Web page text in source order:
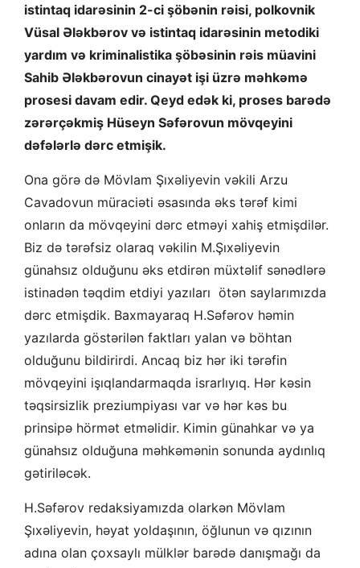
istintaq idarəsinin 2-ci şöbənin rəisi, polkovnik
Vüsal Ələkbərov və istintaq idarəsinin metodiki
yardım və kriminalistika şöbəsinin rəis müavini
Sahib Ələkbərovun cinayət işi üzrə məhkəmə
prosesi davam edir. Qeyd edək ki, proses barədə
zərərçəkmiş Hüseyn Səfərovun mövqeyini
dəfələrlə dərc etmişik.
Ona görə də Mövlam Şıxəliyevin vəkili Arzu
Cavadovun müraciəti əsasında əks tərəf kimi
onların da mövqeyini dərc etməyi xahiş etmişdilər.
Biz də tərəfsiz olaraq vəkilin M.Şıxəliyevin
günahsız olduğunu əks etdirən müxtəlif sənədlərə
istinadən təqdim etdiyi yazıları ötən saylarımızda
dərc etmişdik. Baxmayaraq H.Səfərov həmin
yazılarda göstərilən faktları yalan və böhtan
olduğunu bildirirdi. Ancaq biz hər iki tərəfin
mövqeyini işıqlandarmaqda israrlıyıq. Hər kəsin
təqsirsizlik preziumpiyası var və hər kəs bu
prinsipə hörmət etməlidir. Kimin günahkar və ya
günahsız olduğuna məhkəmənin sonunda aydınlıq
gətiriləcək.
H.Səfərov redaksiyamızda olarkən Mövlam
Şıxəliyevin, həyat yoldaşının, öğlunun və qızının
adına olan çoxsaylı mülklər barədə danışmağı da